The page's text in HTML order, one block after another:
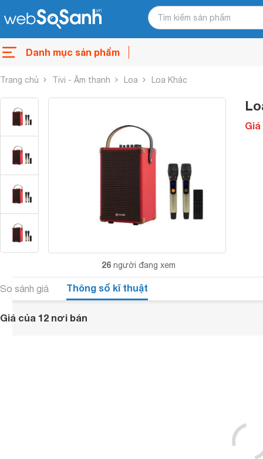
Danh mục sản phẩm
Trang chủ Tivi - Âm thanh Loa Loa Khác
26 người đang xem
Giá
So sánh giá Thông số kĩ thuật
Giá của 12 nơi bán